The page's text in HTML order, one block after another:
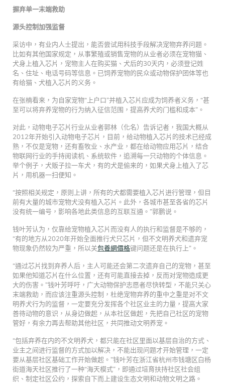
摒弃单一末端救助
源头控制加强监督
采访中，有业内人士提出，能否尝试用科技手段解决宠物弃养问题。
比如有其他国家规定，从事繁殖或销售宠物的从业者必须在宠物猫、
犬身上植入芯片，宠物主人在购买猫、犬后的30天内，必须登记姓
名、住址、电话号码等信息。已饲养宠物的民众或动物保护团体等也
有给猫、犬植入芯片的义务。
在张楠看来，为自家宠物“上户口”并植入芯片应成为饲养者义务，“甚
至可以将弃养宠物的行为纳入征信范围，提高养犬的门槛和成本”。
对此，动物电子芯片行业从业者郭林（化名）告诉记者，我国大概从
2012年开始引入动物电子芯片，目前，给动物植入芯片的技术已经成
熟，不仅是宠物，还有畜牧业、水产业，都在给动物应用芯片，结合
物联网行业的手持阅读机、系统软件，追溯每一只动物的个体信息。
举个例子，犬贩子拉一车犬，有的犬是偷来的，如果犬身上植入了芯
片，用机器一扫便知。
“按照相关规定，原则上讲，所有的犬都需要植入芯片进行管理，但目
前有大量的城市宠物犬没有植入芯片。此外，各城市甚至各省的芯片
没有统一编号，影响各地此类信息的互联互通。”郭鹏说。
钱叶芳认为，仅靠给宠物植入芯片而没有人的执行和监督是不够的，
“有的地方从2020年开始全面推行犬只芯片，但不文明养犬和遗弃宠
物现象仍然较为严重，所以关包養網價格键问题还是在执行上”。
“通过芯片找到弃养人后，主人可能还会第二次遗弃自己的宠物，甚至
如果他知道芯片在什么位置，还有可能直接去掉，反而对宠物造成更
大的伤害。”钱叶芳呼吁，广大动物保护志愿者尽快转型，不能只关心
末端救助，而应该注重源头控制，杜绝宠物弃养的重中之重是对不文
明养犬行为的监督，一定要充分发挥各个社区业主的力量，提高大家
善待动物的意识，从身边做起，从本社区做起，先把自己社区的宠物
管好，有余力再去帮助其他社区，共同推动文明养宠。
“包括弃养在内的不文明养犬，都只能在社区里面以基层自治的方式、
业主之间进行监督的方式加以解决，不能出现问题才开始管理，一定
要从基层社区基础工作开始做起。”钱叶芳在浙江省杭州市钱塘区白杨
街道海天社区推行了一种“海天模式”，即通过培育扶持社区社会组
织、制定社区公约，探索自下而上建设生态文明和动物文明之路。